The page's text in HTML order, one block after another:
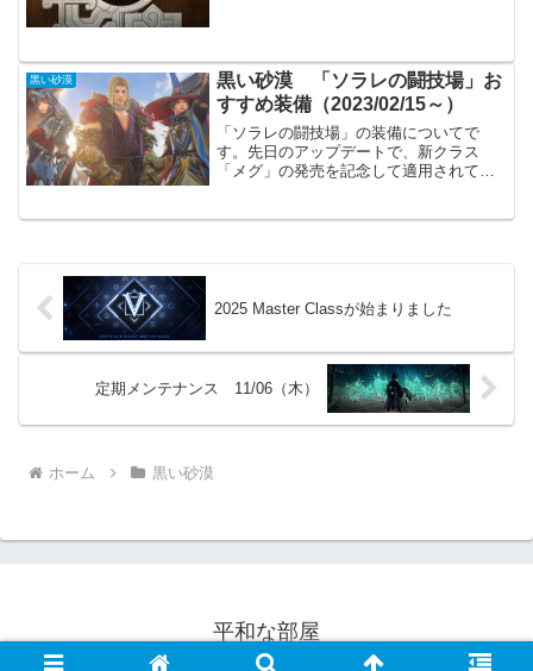
ラクター、DR...
黒い砂漠
黒い砂漠 「ソラレの闘技場」お
すすめ装備（2023/02/15～）
「ソラレの闘技場」の装備についてで
す。先日のアップデートで、新クラス
「メグ」の発売を記念して適用されてい
2025 Master Classが始まりました
定期メンテナンス 11/06（木）
ホーム 黒い砂漠
平和な部屋
© 2022 平和な部屋.